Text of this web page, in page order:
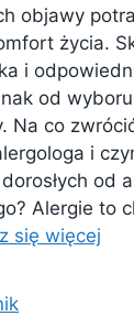
objawy
życia.
i
od
Na co
i
od
Alergie to
się więcej